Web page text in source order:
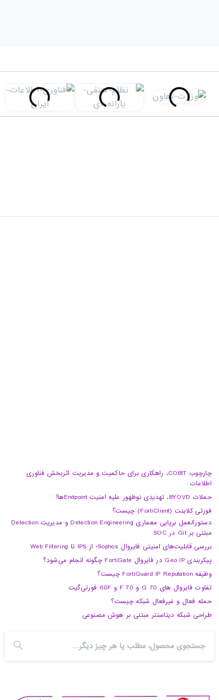
چارچوب COBIT، راهکاری برای حاکمیت و مدیریت اثربخش فناوری
اطلاعات
حملات BYOVD، تهدیدی نوظهور علیه امنیت Endpointها!
فورتی کلاینت (FortiClient) چیست؟
دستورالعمل برپایی معماری Detection Engineering و مدیریت Detection
مبتنی بر Git در SOC
بررسی قابلیت‌های امنیتی فایروال Sophos؛ از IPS تا Web Filtering
پیکربندی Geo IP در فایروال FortiGate چگونه انجام می‌شود؟
وظیفه FortiGuard IP Reputation چیست؟
تفاوت فایروال های 70 G و 70 F و 60F فورتی‌گیت
حمله فعال و غیرفعال شبکه چیست؟
طراحی شبکه دیتاسنتر مبتنی بر هوش مصنوعی